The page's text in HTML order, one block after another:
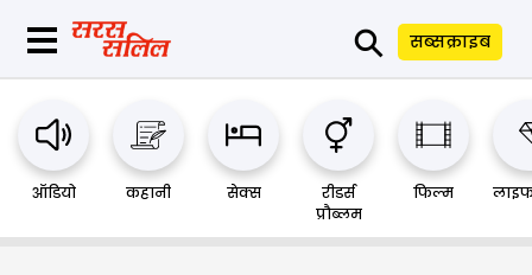
⚲ सब्सक्राइब
ऑडियो कहानी सेक्स
रीडर्स
प्रौब्लम
फिल्म